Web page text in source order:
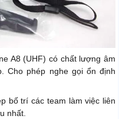
A8 (UHF) có chất lượng âm
Cho phép nghe gọi ổn định
bố trí các team làm việc liên
nhất.